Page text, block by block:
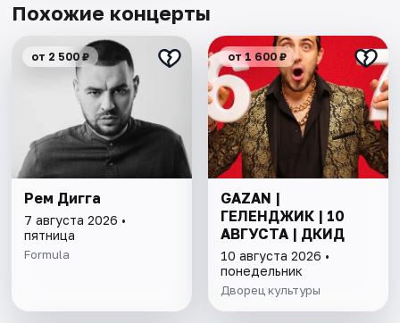
Похожие концерты
от 2 500 ₽
Рем Дигга
7 августа 2026 •
пятница
Formula
от 1 600 ₽
GAZAN |
ГЕЛЕНДЖИК | 10
АВГУСТА | ДКИД
10 августа 2026 •
понедельник
Дворец культуры